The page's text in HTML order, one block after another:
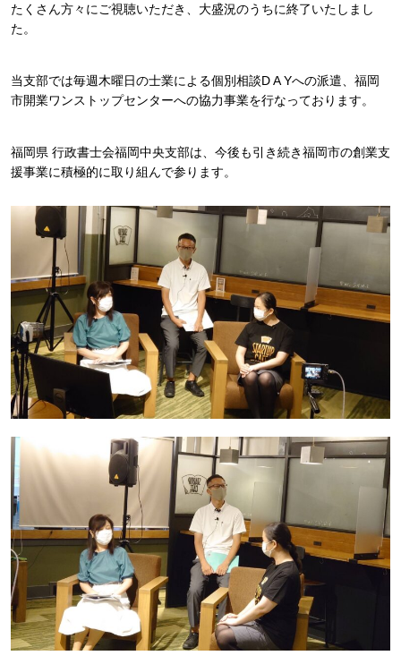
たくさん⽅々にご視聴いただき、⼤盛況のうちに終了いたしまし
た。
当⽀部では毎週⽊曜⽇の⼠業による個別相談D A Yへの派遣、福岡
市開業ワンストップセンターへの協⼒事業を⾏なっております。
福岡県 ⾏政書⼠会福岡中央⽀部は、今後も引き続き福岡市の創業⽀
援事業に積極的に取り組んで参ります。